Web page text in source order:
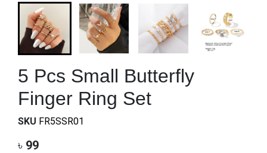
5 Pcs Small Butterfly
Finger Ring Set
SKU FR5SSR01
৳ 99